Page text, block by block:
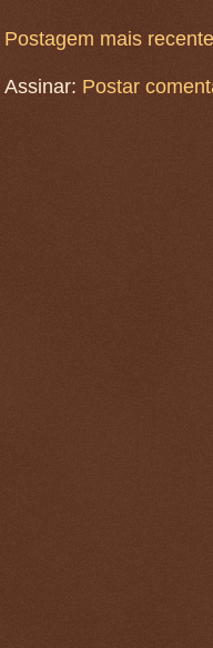
Postagem mais recente
Assinar: Postar